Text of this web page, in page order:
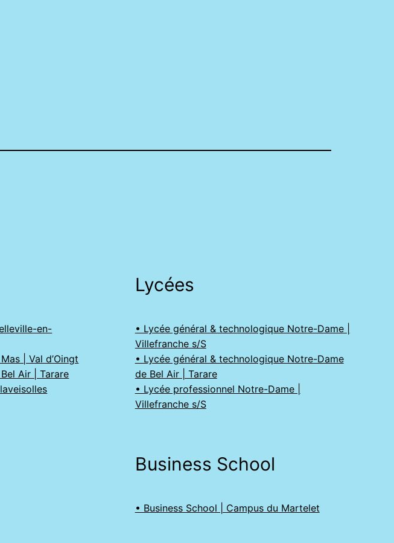
en-
| Val d’Oingt
Air | Tarare
Lycées
• Lycée général & technologique Notre-Dame |
Villefranche s/S
• Lycée général & technologique Notre-Dame
de Bel Air | Tarare
• Lycée professionnel Notre-Dame |
Villefranche s/S
Business School
• Business School | Campus du Martelet